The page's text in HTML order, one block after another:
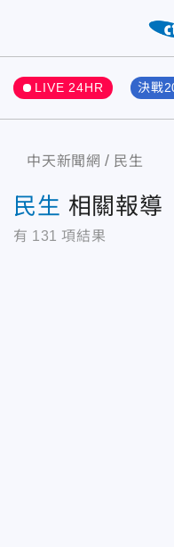
LIVE 24HR 決戰
中天新聞網 民生
民生 相關報導
有 131 項結果